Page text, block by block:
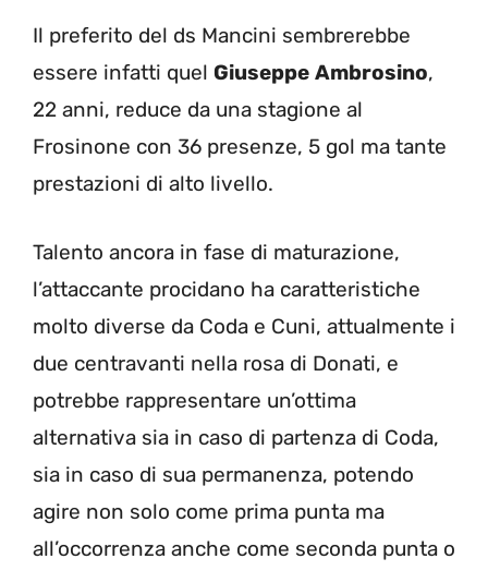
Il preferito del ds Mancini sembrerebbe
essere infatti quel Giuseppe Ambrosino,
22 anni, reduce da una stagione al
Frosinone con 36 presenze, 5 gol ma tante
prestazioni di alto livello.
Talento ancora in fase di maturazione,
l’attaccante procidano ha caratteristiche
molto diverse da Coda e Cuni, attualmente i
due centravanti nella rosa di Donati, e
potrebbe rappresentare un’ottima
alternativa sia in caso di partenza di Coda,
sia in caso di sua permanenza, potendo
agire non solo come prima punta ma
all’occorrenza anche come seconda punta o